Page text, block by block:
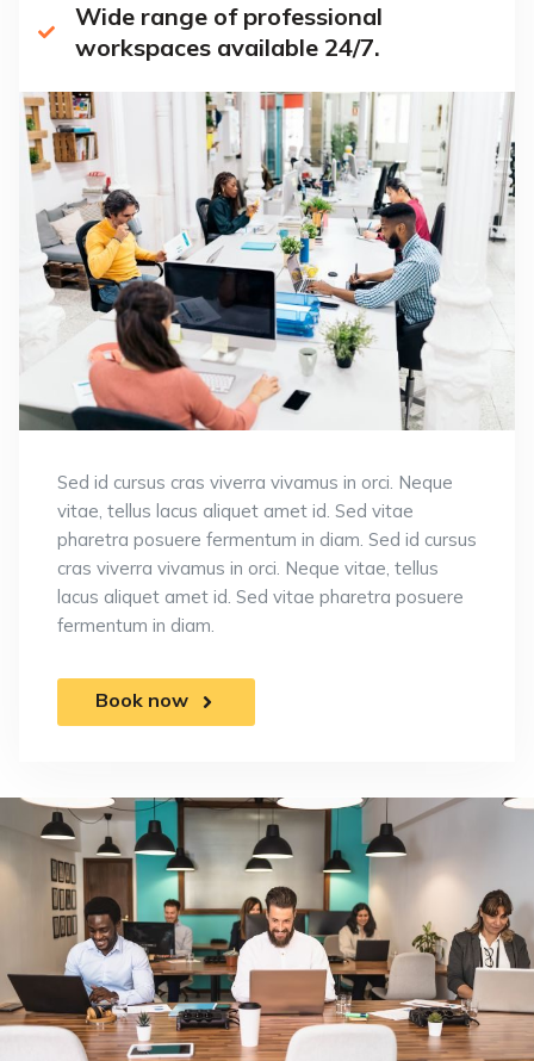
Wide range of professional
workspaces available 24/7.
Sed id cursus cras viverra vivamus in orci. Neque
vitae, tellus lacus aliquet amet id. Sed vitae
pharetra posuere fermentum in diam. Sed id cursus
cras viverra vivamus in orci. Neque vitae, tellus
lacus aliquet amet id. Sed vitae pharetra posuere
fermentum in diam.
Book now